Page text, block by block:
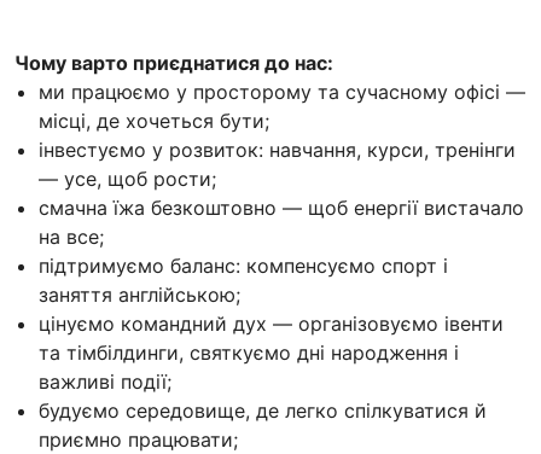
Чому варто приєднатися до нас:
ми працюємо у просторому та сучасному офісі —
місці, де хочеться бути;
інвестуємо у розвиток: навчання, курси, тренінги
— усе, щоб рости;
смачна їжа безкоштовно — щоб енергії вистачало
на все;
підтримуємо баланс: компенсуємо спорт і
заняття англійською;
цінуємо командний дух — організовуємо івенти
та тімбілдинги, святкуємо дні народження і
важливі події;
будуємо середовище, де легко спілкуватися й
приємно працювати;